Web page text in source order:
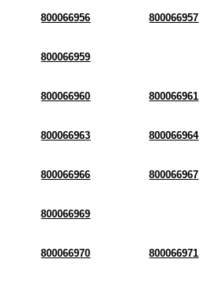
800066956 800066957
800066959
800066960 800066961
800066963 800066964
800066966 800066967
800066969
800066970 800066971